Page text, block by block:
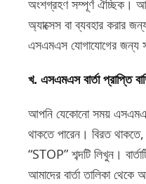
অংশগ্রহণ সম্পূর্ণ ঐচ্ছিক।
অ্যাক্সেস বা ব্যবহার করার
এসএমএস যোগাযোগের জন্য
খ. এসএমএস বার্তা প্রাপ্তি
আপনি যেকোনো সময় এসএমএস
থাকতে পারেন। বিরত
“STOP” শব্দটি লিখুন।
আমাদের বার্তা তালিকা